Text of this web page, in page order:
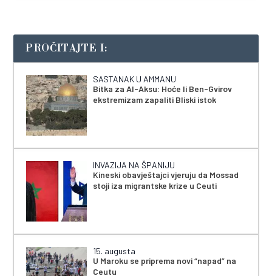
PROČITAJTE I:
SASTANAK U AMMANU
Bitka za Al-Aksu: Hoće li Ben-Gvirov
ekstremizam zapaliti Bliski istok
INVAZIJA NA ŠPANIJU
Kineski obavještajci vjeruju da Mossad
stoji iza migrantske krize u Ceuti
15. augusta
U Maroku se priprema novi “napad” na
Ceutu